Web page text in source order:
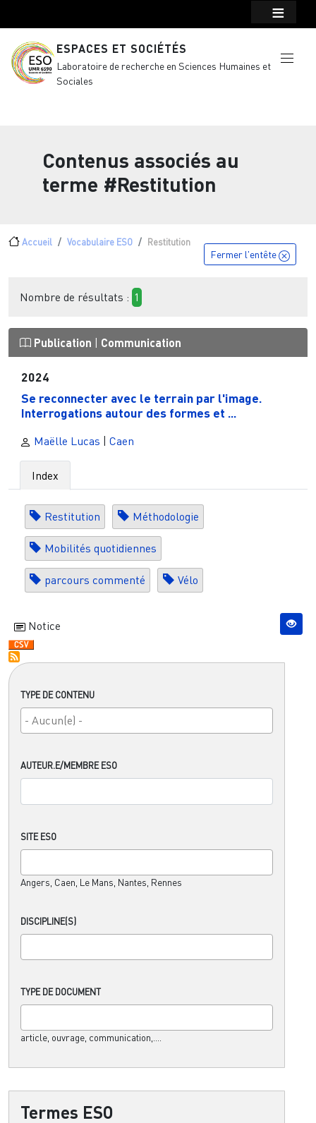
ESPACES ET SOCIÉTÉS
Laboratoire de recherche en Sciences Humaines et
Sociales
Contenus associés au
terme #Restitution
Fil d'Ariane
Accueil Vocabulaire ESO Restitution
TYPE DE CONTENU
AUTEUR.E/MEMBRE ESO
SITE ESO
Angers, Caen, Le Mans, Nantes, Rennes
DISCIPLINE(S)
TYPE DE DOCUMENT
article, ouvrage, communication,....
Termes ESO
Fermer l'entête
Nombre de résultats : 1
Publication Communication
2024
Se reconnecter avec le terrain par l'image.
Interrogations autour des formes et ...
Maëlle Lucas | Caen
Index
Restitution Méthodologie
Mobilités quotidiennes
parcours commenté Vélo
Notice